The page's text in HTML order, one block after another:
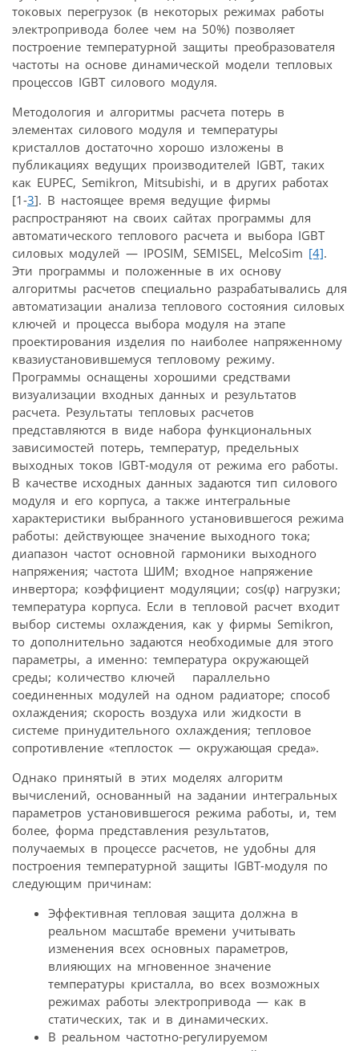
токовых перегрузок (в некоторых режимах работы
электропривода более чем на 50%) позволяет
построение температурной защиты преобразователя
частоты на основе динамической модели тепловых
процессов IGBT силового модуля.
Методология и алгоритмы расчета потерь в
элементах силового модуля и температуры
кристаллов достаточно хорошо изложены в
публикациях ведущих производителей IGBT, таких
как EUPEC, Semikron, Mitsubishi, и в других работах
[1-3]. В настоящее время ведущие фирмы
распространяют на своих сайтах программы для
автоматического теплового расчета и выбора IGBT
силовых модулей — IPOSIM, SEMISEL, MelcoSim [4].
Эти программы и положенные в их основу
алгоритмы расчетов специально разрабатывались для
автоматизации анализа теплового состояния силовых
ключей и процесса выбора модуля на этапе
проектирования изделия по наиболее напряженному
квазиустановившемуся тепловому режиму.
Программы оснащены хорошими средствами
визуализации входных данных и результатов
расчета. Результаты тепловых расчетов
представляются в виде набора функциональных
зависимостей потерь, температур, предельных
выходных токов IGBT-модуля от режима его работы.
В качестве исходных данных задаются тип силового
модуля и его корпуса, а также интегральные
характеристики выбранного установившегося режима
работы: действующее значение выходного тока;
диапазон частот основной гармоники выходного
напряжения; частота ШИМ; входное напряжение
инвертора; коэффициент модуляции; cos(φ) нагрузки;
температура корпуса. Если в тепловой расчет входит
выбор системы охлаждения, как у фирмы Semikron,
то дополнительно задаются необходимые для этого
параметры, а именно: температура окружающей
среды; количество ключей параллельно
соединенных модулей на одном радиаторе; способ
охлаждения; скорость воздуха или жидкости в
системе принудительного охлаждения; тепловое
сопротивление «теплосток — окружающая среда».
Однако принятый в этих моделях алгоритм
вычислений, основанный на задании интегральных
параметров установившегося режима работы, и, тем
более, форма представления результатов,
получаемых в процессе расчетов, не удобны для
построения температурной защиты IGBT-модуля по
следующим причинам:
Эффективная тепловая защита должна в
реальном масштабе времени учитывать
изменения всех основных параметров,
влияющих на мгновенное значение
температуры кристалла, во всех возможных
режимах работы электропривода — как в
статических, так и в динамических.
В реальном частотно-регулируемом